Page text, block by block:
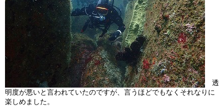
透
明度が悪いと言われていたのですが、言うほどでもなくそれなりに
楽しめました。